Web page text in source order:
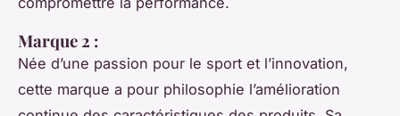
Marque 2 :
Née d’une passion pour le sport et l’innovation,
cette marque a pour philosophie l’amélioration